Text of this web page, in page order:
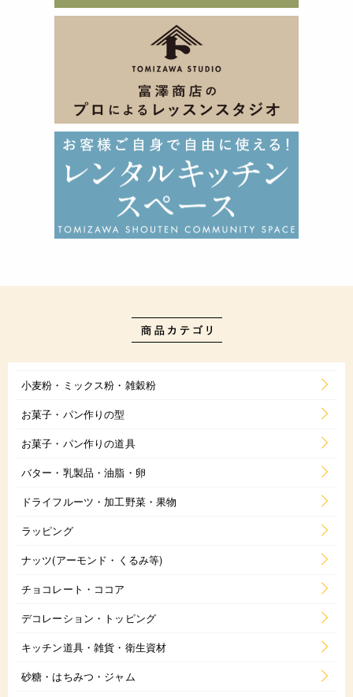
小麦粉・ミックス粉・雑穀粉
お菓子・パン作りの型
お菓子・パン作りの道具
バター・乳製品・油脂・卵
ドライフルーツ・加工野菜・果物
ラッピング
ナッツ(アーモンド・くるみ等)
チョコレート・ココア
デコレーション・トッピング
キッチン道具・雑貨・衛生資材
砂糖・はちみつ・ジャム